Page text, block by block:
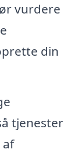
vurdere
din
tjenester